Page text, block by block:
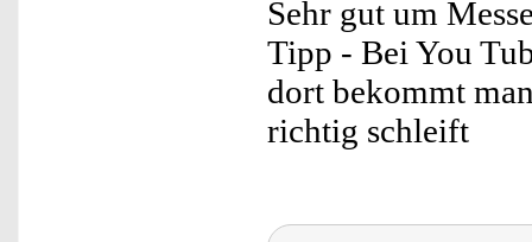
Sehr gut um
Tipp - Bei You
dort bekommt
richtig schleift